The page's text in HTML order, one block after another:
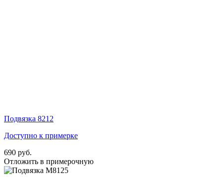
Подвязка 8212
Доступно к примерке
690 руб.
Отложить в примерочную